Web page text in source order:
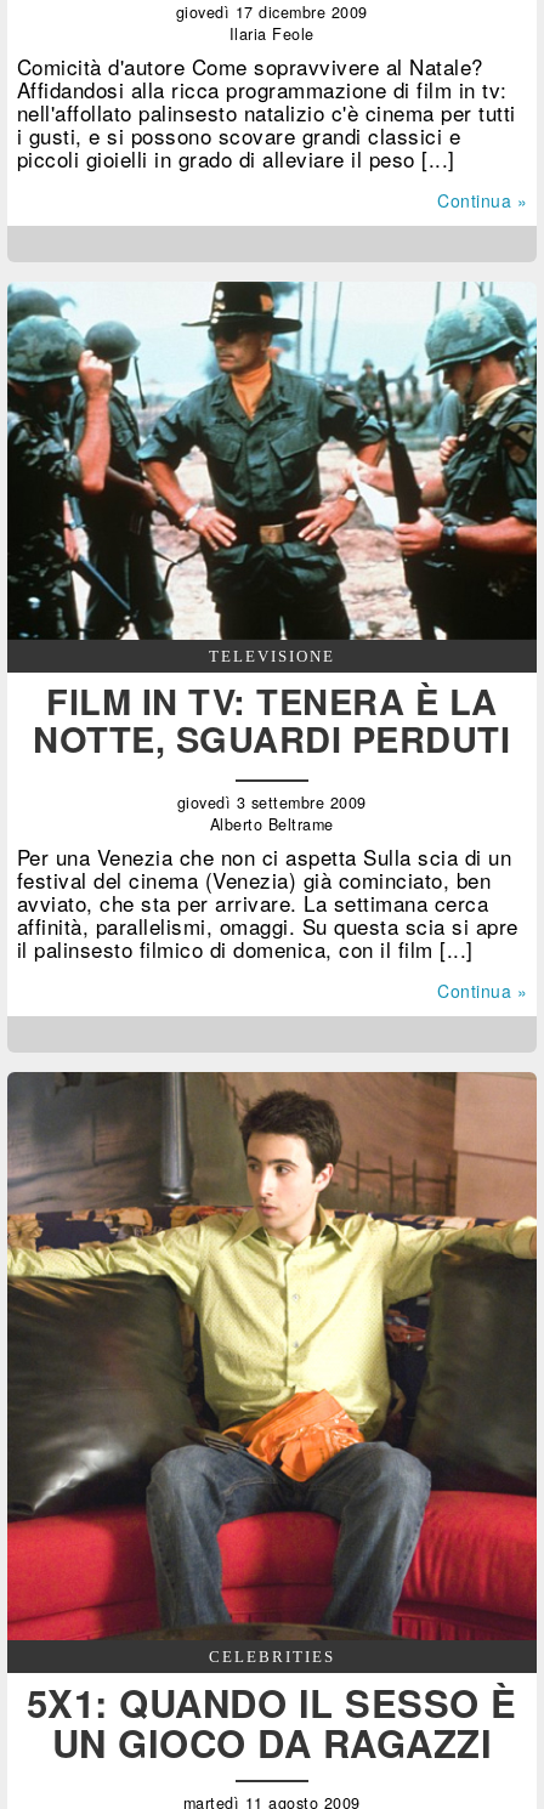
giovedì 17 dicembre 2009
Ilaria Feole
Comicità d'autore Come sopravvivere al Natale?
Affidandosi alla ricca programmazione di film in tv:
nell'affollato palinsesto natalizio c'è cinema per tutti
i gusti, e si possono scovare grandi classici e
piccoli gioielli in grado di alleviare il peso [...]
Continua »
TELEVISIONE
FILM IN TV: TENERA È LA
NOTTE, SGUARDI PERDUTI
giovedì 3 settembre 2009
Alberto Beltrame
Per una Venezia che non ci aspetta Sulla scia di un
festival del cinema (Venezia) già cominciato, ben
avviato, che sta per arrivare. La settimana cerca
affinità, parallelismi, omaggi. Su questa scia si apre
il palinsesto filmico di domenica, con il film [...]
Continua »
CELEBRITIES
5X1: QUANDO IL SESSO È
UN GIOCO DA RAGAZZI
martedì 11 agosto 2009